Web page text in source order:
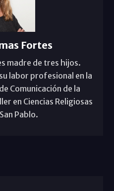
Fortes
madre de tres hijos.
labor profesional en la
Comunicación de la
en Ciencias Religiosas
Pablo.